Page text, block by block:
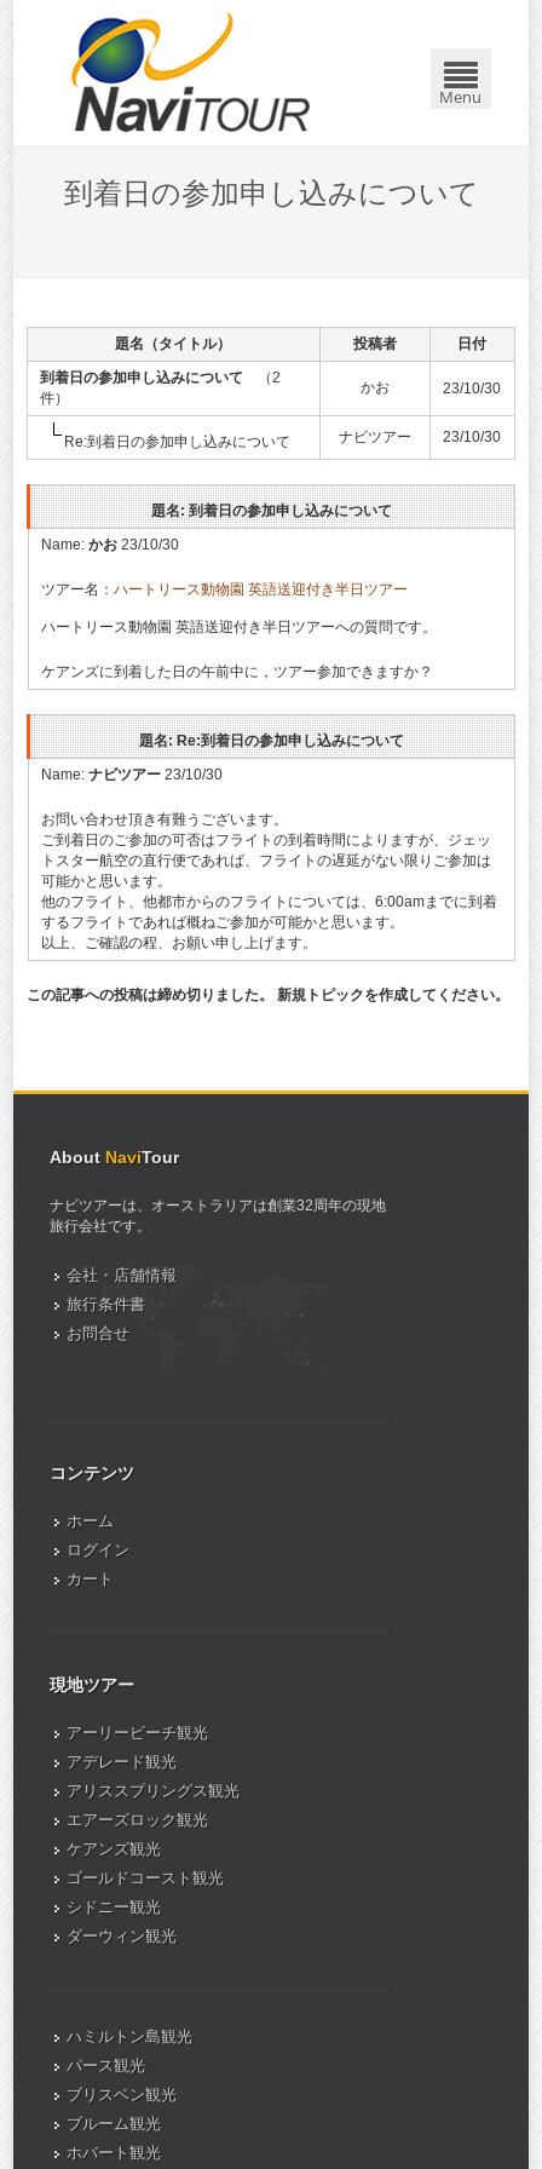
Menu
到着日の参加申し込みについて
題名（タイトル） 投稿者
日付
到着日の参加申し込みについて （2
件）
かお 23/10/30
Re:到着日の参加申し込みについて ナビツアー 23/10/30
題名: 到着日の参加申し込みについて
Name: かお23/10/30
ツアー名： ハートリース動物園 英語送迎付き半日ツアー
ハートリース動物園 英語送迎付き半日ツアーへの質問です。
ケアンズに到着した日の午前中に，ツアー参加できますか？
題名: Re:到着日の参加申し込みについて
Name: ナビツアー23/10/30
お問い合わせ頂き有難うございます。
ご到着日のご参加の可否はフライトの到着時間によりますが、ジェッ
トスター航空の直行便であれば、フライトの遅延がない限りご参加は
可能かと思います。
他のフライト、他都市からのフライトについては、6:00amまでに到着
するフライトであれば概ねご参加が可能かと思います。
以上、ご確認の程、お願い申し上げます。
この記事への投稿は締め切りました。 新規トピックを作成してください。
About NaviTour
ナビツアーは、オーストラリアは創業32周年の現地
旅行会社です。
会社・店舗情報
旅行条件書
お問合せ
コンテンツ
ホーム
ログイン
カート
現地ツアー
アーリービーチ観光
アデレード観光
アリススプリングス観光
エアーズロック観光
ケアンズ観光
ゴールドコースト観光
シドニー観光
ダーウィン観光
ハミルトン島観光
パース観光
ブリスベン観光
ブルーム観光
ホバート観光